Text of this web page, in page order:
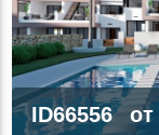
ID66556 от